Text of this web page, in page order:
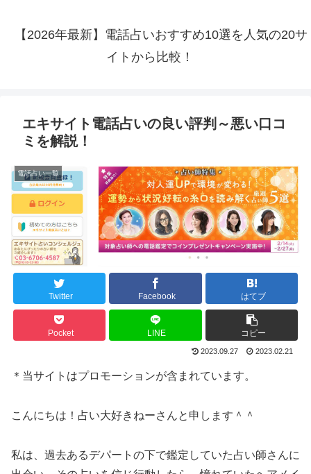
【2026年最新】電話占いおすすめ10選を人気の20サ
イトから比較！
エキサイト電話占いの良い評判～悪い口コ
ミを解説！
電話占い一覧
Twitter Facebook はてブ
Pocket LINE コピー
2023.09.27 2023.02.21
＊当サイトはプロモーションが含まれています。
こんにちは！占い大好きねーさんと申します＾＾
私は、過去あるデパートの下で鑑定していた占い師さんに